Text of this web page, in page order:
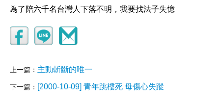
為了陪六千名台灣人下落不明，我要找法子失憶
上一篇： 主動斬斷的唯一
下一篇： [2000-10-09] 青年跳樓死 母傷心失蹤